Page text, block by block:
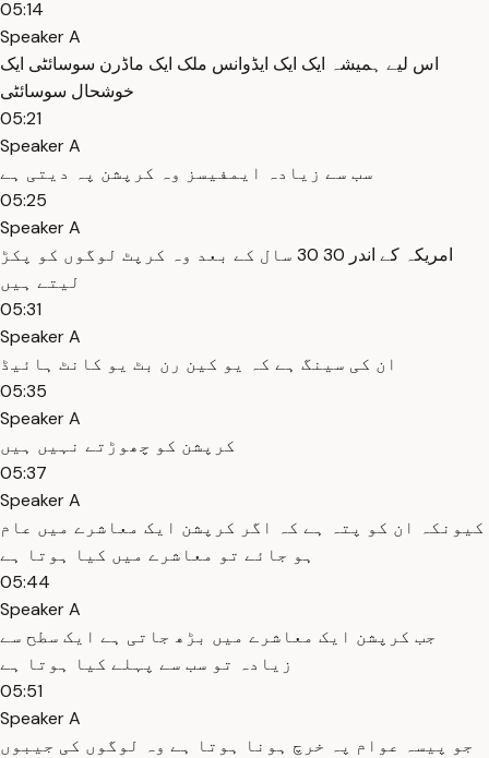
05:14
Speaker A
اس لیے ہمیشہ ایک ایک ایڈوانس ملک ایک ماڈرن سوسائٹی ایک
خوشحال سوسائٹی
05:21
Speaker A
سب سے زیادہ ایمفیسز وہ کرپشن پہ دیتی ہے
05:25
Speaker A
امریکہ کے اندر 30 30 سال کے بعد وہ کرپٹ لوگوں کو پکڑ
لیتے ہیں
05:31
Speaker A
ان کی سینگ ہے کہ یو کین رن بٹ یو کانٹ ہائیڈ
05:35
Speaker A
کرپشن کو چھوڑتے نہیں ہیں
05:37
Speaker A
کیونکہ ان کو پتہ ہے کہ اگر کرپشن ایک معاشرے میں عام
ہو جائے تو معاشرے میں کیا ہوتا ہے
05:44
Speaker A
جب کرپشن ایک معاشرے میں بڑھ جاتی ہے ایک سطح سے
زیادہ تو سب سے پہلے کیا ہوتا ہے
05:51
Speaker A
جو پیسہ عوام پہ خرچ ہونا ہوتا ہے وہ لوگوں کی جیبوں